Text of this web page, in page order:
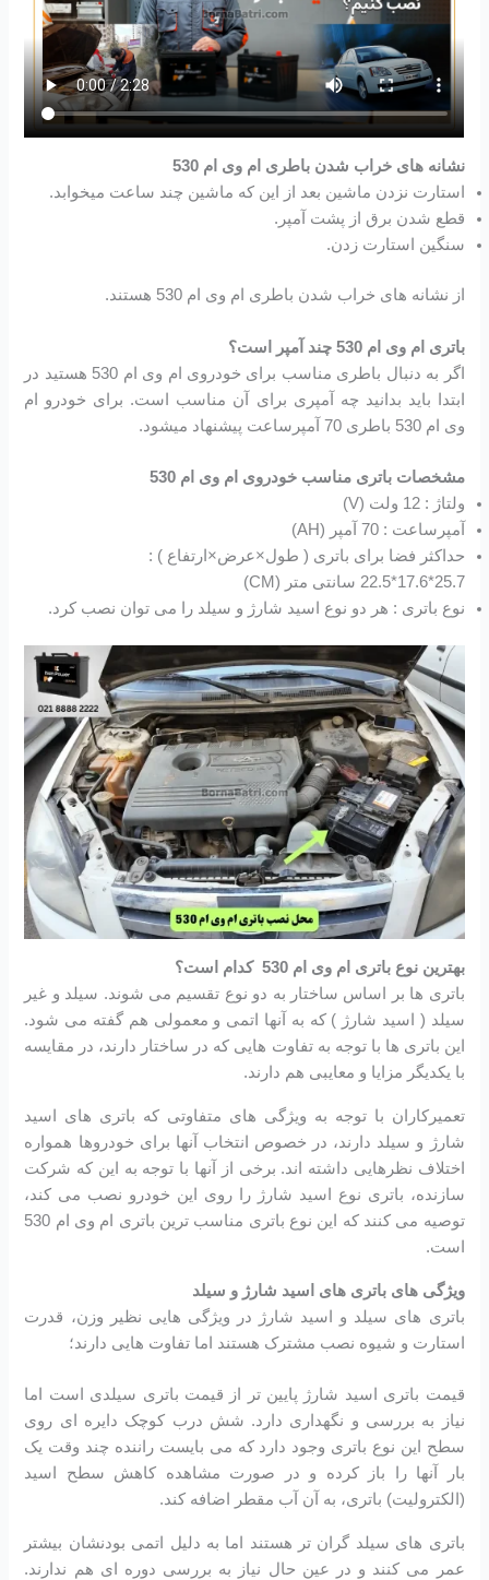
نشانه های خراب شدن باطری ام وی ام 530
استارت نزدن ماشین بعد از این که ماشین چند ساعت میخوابد.
قطع شدن برق از پشت آمپر.
سنگین استارت زدن.
از نشانه های خراب شدن باطری ام وی ام 530 هستند.
باتری ام وی ام 530 چند آمپر است؟
اگر به دنبال باطری مناسب برای خودروی ام وی ام 530 هستید در
ابتدا باید بدانید چه آمپری برای آن مناسب است. برای خودرو ام
وی ام 530 باطری 70 آمپرساعت پیشنهاد میشود.
مشخصات باتری مناسب خودروی ام وی ام 530
ولتاژ : 12 ولت (V)
آمپرساعت : 70 آمپر (AH)
حداکثر فضا برای باتری ( طول×عرض×ارتفاع ) :
25.7*17.6*22.5 سانتی متر (CM)
نوع باتری : هر دو نوع اسید شارژ و سیلد را می توان نصب کرد.
بهترین نوع باتری ام وی ام 530 کدام است؟
باتری ها بر اساس ساختار به دو نوع تقسیم می شوند. سیلد و غیر
سیلد ( اسید شارژ ) که به آنها اتمی و معمولی هم گفته می شود.
این باتری ها با توجه به تفاوت هایی که در ساختار دارند، در مقایسه
با یکدیگر مزایا و معایبی هم دارند.
تعمیرکاران با توجه به ویژگی های متفاوتی که باتری های اسید
شارژ و سیلد دارند، در خصوص انتخاب آنها برای خودروها همواره
اختلاف نظرهایی داشته اند. برخی از آنها با توجه به این که شرکت
سازنده، باتری نوع اسید شارژ را روی این خودرو نصب می کند،
توصیه می کنند که این نوع باتری مناسب ترین باتری ام وی ام 530
است.
ویژگی های باتری های اسید شارژ و سیلد
باتری های سیلد و اسید شارژ در ویژگی هایی نظیر وزن، قدرت
استارت و شیوه نصب مشترک هستند اما تفاوت هایی دارند؛
قیمت باتری اسید شارژ پایین تر از قیمت باتری سیلدی است اما
نیاز به بررسی و نگهداری دارد. شش درب کوچک دایره ای روی
سطح این نوع باتری وجود دارد که می بایست راننده چند وقت یک
بار آنها را باز کرده و در صورت مشاهده کاهش سطح اسید
(الکترولیت) باتری، به آن آب مقطر اضافه کند.
باتری های سیلد گران تر هستند اما به دلیل اتمی بودنشان بیشتر
عمر می کنند و در عین حال نیاز به بررسی دوره ای هم ندارند.